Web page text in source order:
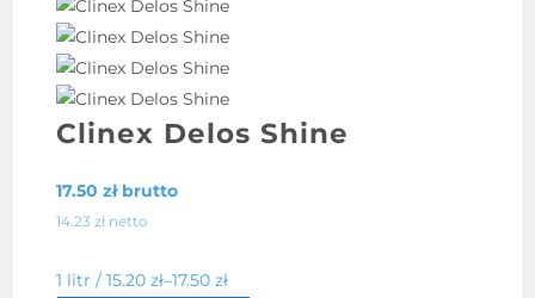
można
wybrać
Clinex Delos Shine
17.50złbrutto
14.23 zł netto
1 litr / 15.20zł–17.50zł